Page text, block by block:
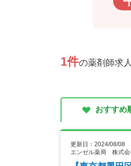
1件の薬剤師求人
おすすめ
更新日：2024/08/08
エンゼル薬局 株式会